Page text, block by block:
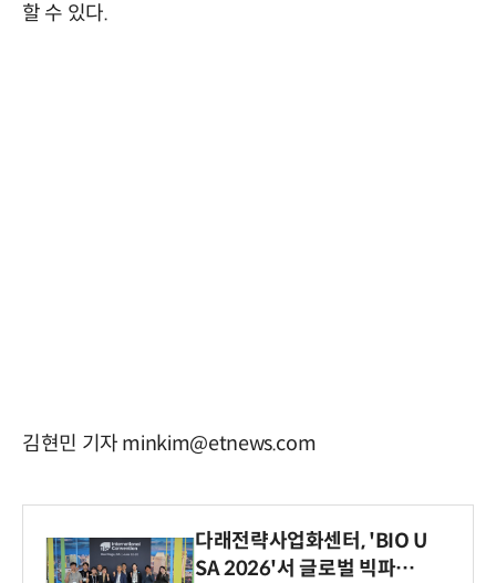
할 수 있다.
김현민 기자 minkim@etnews.com
다래전략사업화센터, 'BIO U
SA 2026'서 글로벌 빅파마